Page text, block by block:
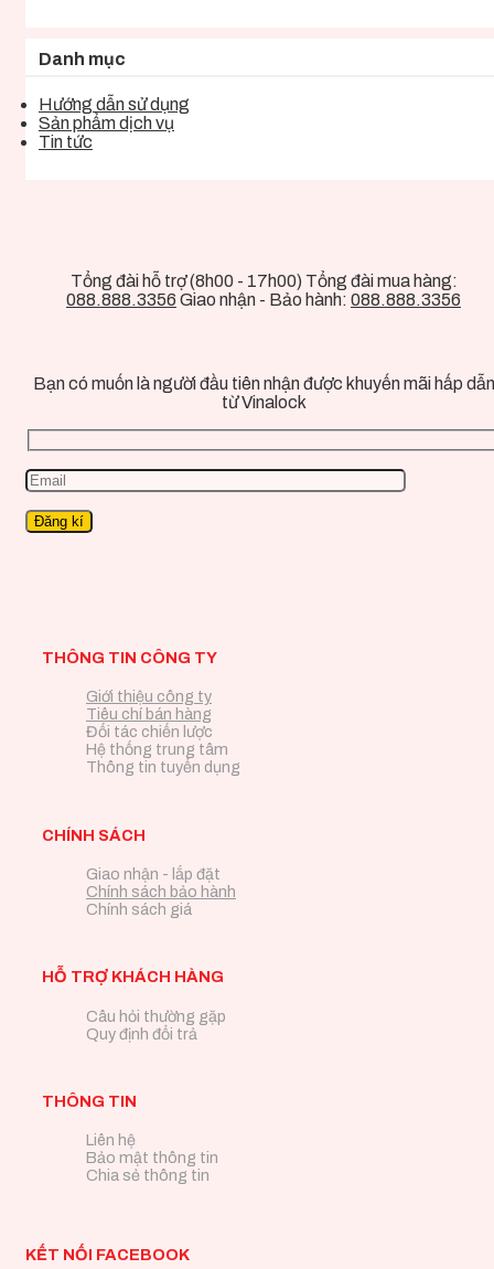
Danh mục
Hướng dẫn sử dụng
Sản phẩm dịch vụ
Tin tức
Tổng đài hỗ trợ (8h00 - 17h00) Tổng đài mua hàng:
088.888.3356 Giao nhận - Bảo hành: 088.888.3356
Bạn có muốn là người đầu tiên nhận được khuyến mãi hấp dẫn
từ Vinalock
THÔNG TIN CÔNG TY
Giới thiệu công ty
Tiêu chí bán hàng
Đối tác chiến lược
Hệ thống trung tâm
Thông tin tuyển dụng
CHÍNH SÁCH
Giao nhận - lắp đặt
Chính sách bảo hành
Chính sách giá
HỖ TRỢ KHÁCH HÀNG
Câu hỏi thường gặp
Quy định đổi trả
THÔNG TIN
Liên hệ
Bảo mật thông tin
Chia sẻ thông tin
KẾT NỐI FACEBOOK